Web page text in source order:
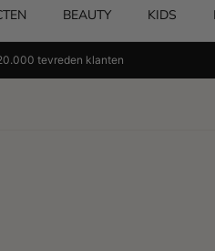
BEAUTY KIDS
tevreden klanten